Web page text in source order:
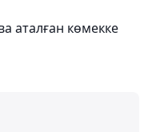
аталған көмекке